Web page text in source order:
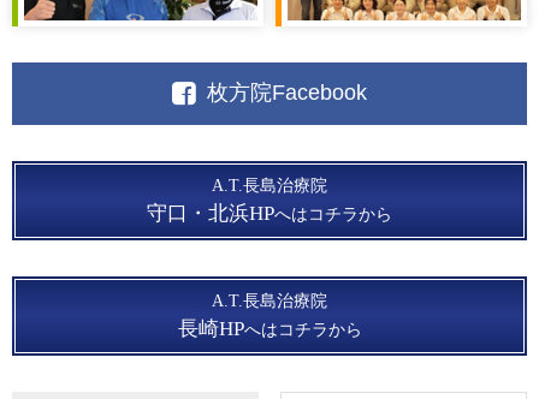
枚方院Facebook
A.T.長島治療院
守口・北浜HPへはコチラから
A.T.長島治療院
長崎HPへはコチラから